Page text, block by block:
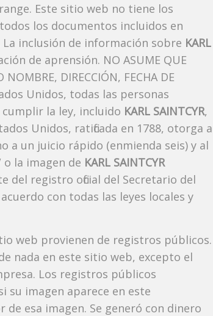
Este sitio web no tiene los
los documentos incluidos en
inclusión de información sobre KARL
de aprensión. NO ASUME QUE
DIRECCIÓN, FECHA DE
Unidos, todas las personas
la ley, incluido KARL SAINTCYR,
Unidos, ratificada en 1788, otorga a
a un juicio rápido (enmienda seis) y al
la imagen de KARL SAINTCYR
del registro oficial del Secretario del
con todas las leyes locales y
web provienen de registros públicos.
nada en este sitio web, excepto el
Los registros públicos
su imagen aparece en este
esa imagen. Se generó con dinero